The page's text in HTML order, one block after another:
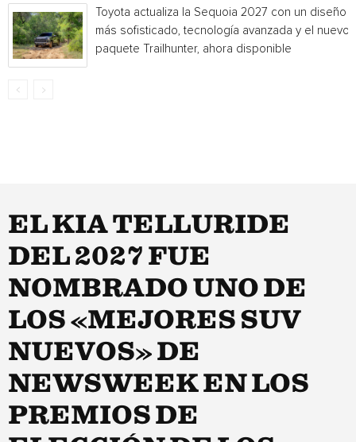
Toyota actualiza la Sequoia 2027 con un diseño
más sofisticado, tecnología avanzada y el nuevo
paquete Trailhunter, ahora disponible
EL KIA TELLURIDE
DEL 2027 FUE
NOMBRADO UNO DE
LOS «MEJORES SUV
NUEVOS» DE
NEWSWEEK EN LOS
PREMIOS DE